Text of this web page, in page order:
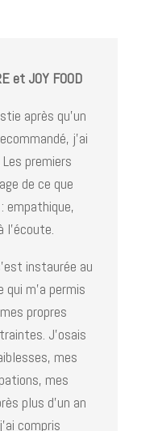
et JOY FOOD
après qu’un
j’ai
premiers
de ce que
empathique,
l’écoute.
instaurée au
m’a permis
propres
J’osais
mes
mes
plus d’un an
compris